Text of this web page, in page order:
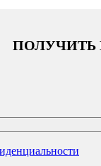
ПОЛУЧИТЬ